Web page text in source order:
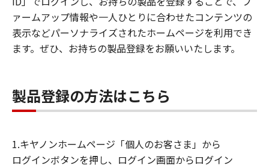
ァームアップ情報や一人ひとりに合わせたコンテンツの
表示などパーソナライズされたホームページを利用でき
ます。ぜひ、お持ちの製品登録をお願いいたします。
製品登録の方法はこちら
1.キヤノンホームページ「個人のお客さま」から
ログインボタンを押し、ログイン画面からログイン